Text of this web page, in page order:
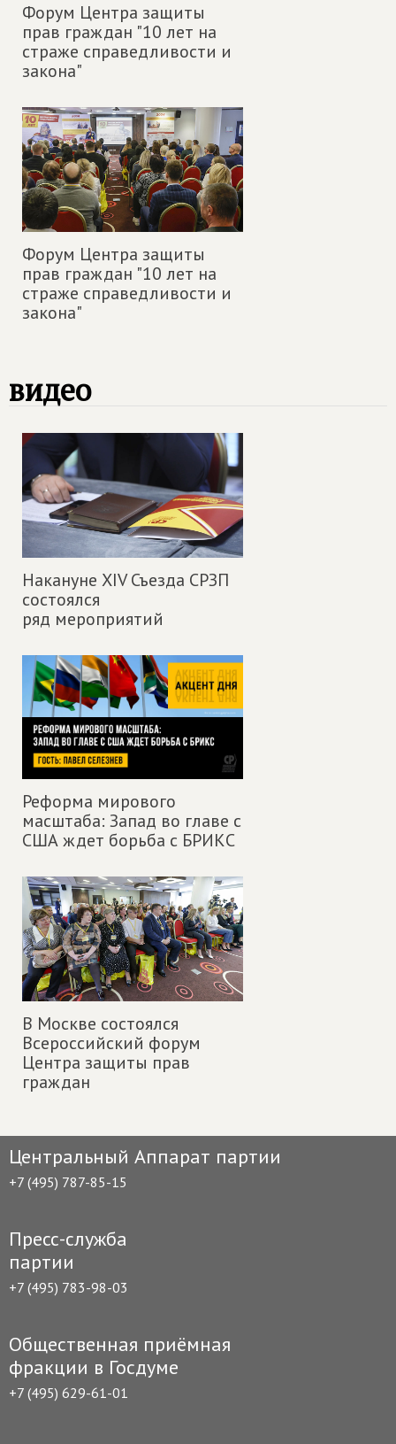
Форум Центра защиты
прав граждан "10 лет на
страже справедливости и
закона"
Форум Центра защиты
прав граждан "10 лет на
страже справедливости и
закона"
видео
Накануне XIV Съезда СРЗП
состоялся
ряд мероприятий
Реформа мирового
масштаба: Запад во главе с
США ждет борьба с БРИКС
В Москве состоялся
Всероссийский форум
Центра защиты прав
граждан
Центральный Аппарат партии
+7 (495) 787-85-15
Пресс-служба
партии
+7 (495) 783-98-03
Общественная приёмная
фракции в Госдуме
+7 (495) 629-61-01